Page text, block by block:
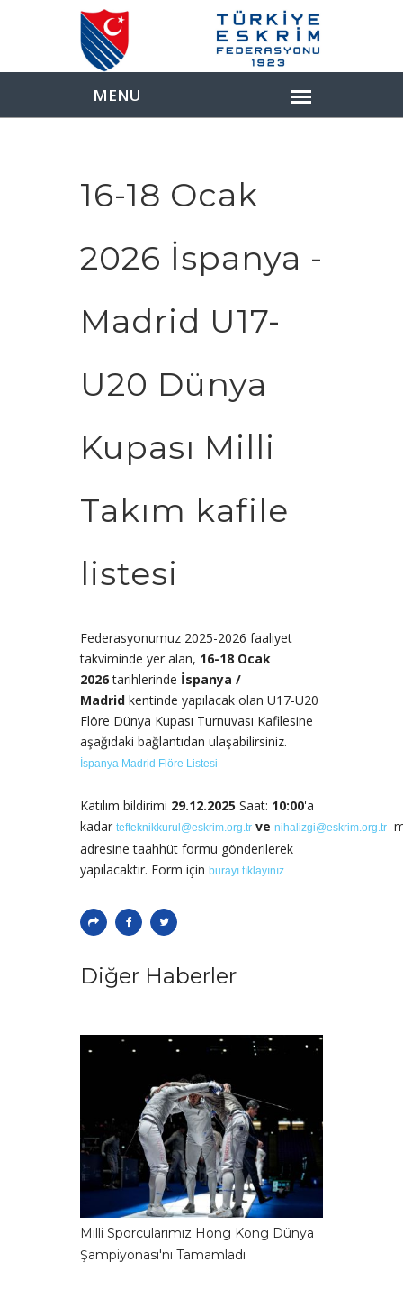
16-18 Ocak
2026 İspanya -
Madrid U17-
U20 Dünya
Kupası Milli
Takım kafile
listesi
Federasyonumuz 2025-2026 faaliyet
takviminde yer alan, 16-18 Ocak
2026tarihlerinde İspanya /
Madrid kentinde yapılacak olan U17-U20
Flöre Dünya Kupası Turnuvası Kafilesine
aşağıdaki bağlantıdan ulaşabilirsiniz.
İspanya Madrid Flöre Listesi
Katılım bildirimi 29.12.2025 Saat: 10:00'a
kadar tefteknikkurul@eskrim.org.tr ve nihalizgi@eskrim.org.tr
adresine taahhüt formu gönderilerek
yapılacaktır. Form için burayı tıklayınız.
Diğer Haberler
Milli Sporcularımız Hong Kong Dünya
Şampiyonası'nı Tamamladı